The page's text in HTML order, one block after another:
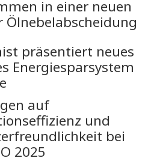
in einer neuen
Ölnebelabscheidung
präsentiert neues
Energiesparsystem
auf
und
bei
2025